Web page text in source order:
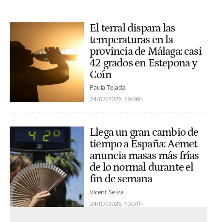
El terral dispara las
temperaturas en la
provincia de Málaga: casi
42 grados en Estepona y
Coín
Paula Tejada
24/07/2026 19:06h
Llega un gran cambio de
tiempo a España: Aemet
anuncia masas más frías
de lo normal durante el
fin de semana
Vicent Selva
24/07/2026 10:01h